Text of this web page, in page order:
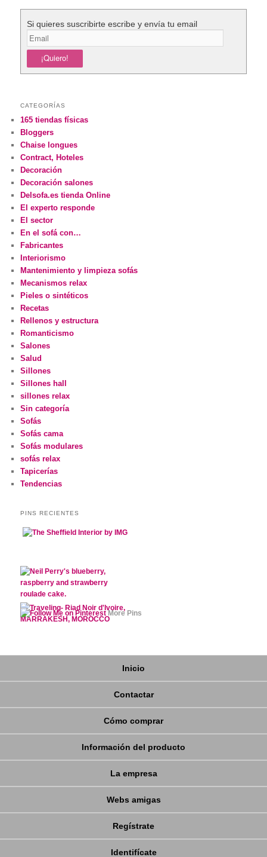
Si quieres suscribirte escribe y envía tu email
CATEGORÍAS
165 tiendas físicas
Bloggers
Chaise longues
Contract, Hoteles
Decoración
Decoración salones
Delsofa.es tienda Online
El experto responde
El sector
En el sofá con…
Fabricantes
Interiorismo
Mantenimiento y limpieza sofás
Mecanismos relax
Pieles o sintéticos
Recetas
Rellenos y estructura
Romanticismo
Salones
Salud
Sillones
Sillones hall
sillones relax
Sin categoría
Sofás
Sofás cama
Sofás modulares
sofás relax
Tapicerías
Tendencias
PINS RECIENTES
More Pins
Inicio
Contactar
Cómo comprar
Información del producto
La empresa
Webs amigas
Regístrate
Identifícate